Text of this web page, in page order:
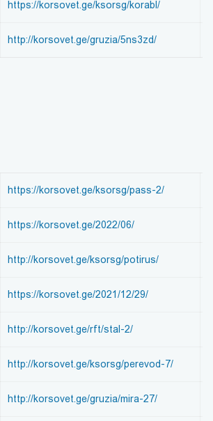
https://korsovet.ge/ksorsg/korabl/
http://korsovet.ge/gruzia/5ns3zd/
https://korsovet.ge/ksorsg/pass-2/
https://korsovet.ge/2022/06/
http://korsovet.ge/ksorsg/potirus/
https://korsovet.ge/2021/12/29/
http://korsovet.ge/rft/stal-2/
http://korsovet.ge/ksorsg/perevod-7/
http://korsovet.ge/gruzia/mira-27/